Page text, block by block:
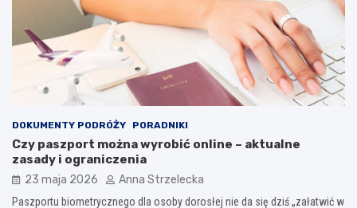
DOKUMENTY PODRÓŻY PORADNIKI
Czy paszport można wyrobić online – aktualne
zasady i ograniczenia
23 maja 2026 Anna Strzelecka
Paszportu biometrycznego dla osoby dorosłej nie da się dziś „załatwić w